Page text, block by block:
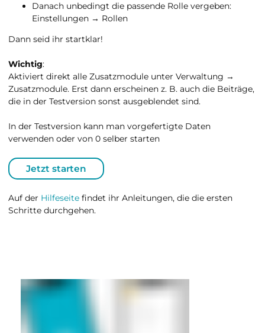
Danach unbedingt die passende Rolle vergeben:
Einstellungen → Rollen
Dann seid ihr startklar!
Wichtig:
Aktiviert direkt alle Zusatzmodule unter Verwaltung →
Zusatzmodule. Erst dann erscheinen z. B. auch die Beiträge,
die in der Testversion sonst ausgeblendet sind.
In der Testversion kann man vorgefertigte Daten
verwenden oder von 0 selber starten
Jetzt starten
Auf der Hilfeseite findet ihr Anleitungen, die die ersten
Schritte durchgehen.